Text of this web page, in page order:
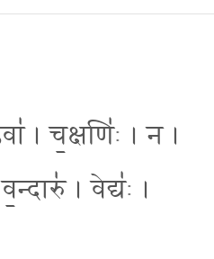
। च॒क्षणिः॑ । न ।
। वेद्यः॑ ।